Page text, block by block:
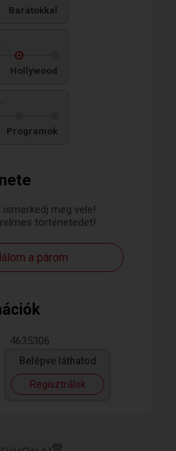
meg vele!
történetedet!
a párom
4635306
Belépve láthatod
Regisztrálok
Barátokkal
Hollywood
Programok